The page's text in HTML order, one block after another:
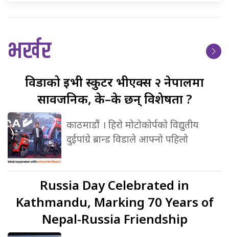
भर्खर
विडाकोईभी स्कुटर भीएक्स २ नेपालमा
सार्वजनिक, के–के छन् विशेषता ?
काठमाडौं । हिरो मोटोकोर्पको विद्युतीय
दुईपांग्रे ब्रान्ड विडाले आफ्नो पहिलो
Russia Day Celebrated in
Kathmandu, Marking 70 Years of
Nepal-Russia Friendship